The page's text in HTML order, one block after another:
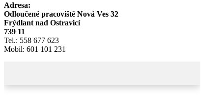
Adresa:
Odloučené pracoviště Nová Ves 32
Frýdlant nad Ostravicí
739 11
Tel.: 558 677 623
Mobil: 601 101 231